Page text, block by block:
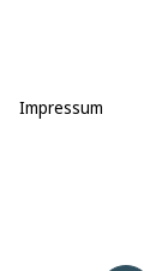
Impressum